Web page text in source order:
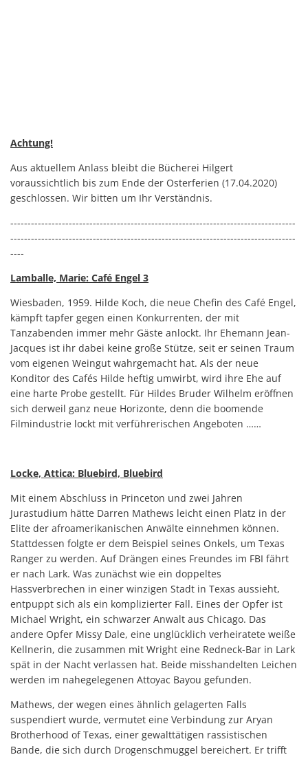
Achtung!
Aus aktuellem Anlass bleibt die Bücherei Hilgert
voraussichtlich bis zum Ende der Osterferien (17.04.2020)
geschlossen. Wir bitten um Ihr Verständnis.
-----------------------------------------------------------------------------------
-----------------------------------------------------------------------------------
----
Lamballe, Marie: Café Engel 3
Wiesbaden, 1959. Hilde Koch, die neue Chefin des Café Engel,
kämpft tapfer gegen einen Konkurrenten, der mit
Tanzabenden immer mehr Gäste anlockt. Ihr Ehemann Jean-
Jacques ist ihr dabei keine große Stütze, seit er seinen Traum
vom eigenen Weingut wahrgemacht hat. Als der neue
Konditor des Cafés Hilde heftig umwirbt, wird ihre Ehe auf
eine harte Probe gestellt. Für Hildes Bruder Wilhelm eröffnen
sich derweil ganz neue Horizonte, denn die boomende
Filmindustrie lockt mit verführerischen Angeboten ……
Locke, Attica: Bluebird, Bluebird
Mit einem Abschluss in Princeton und zwei Jahren
Jurastudium hätte Darren Mathews leicht einen Platz in der
Elite der afroamerikanischen Anwälte einnehmen können.
Stattdessen folgte er dem Beispiel seines Onkels, um Texas
Ranger zu werden. Auf Drängen eines Freundes im FBI fährt
er nach Lark. Was zunächst wie ein doppeltes
Hassverbrechen in einer winzigen Stadt in Texas aussieht,
entpuppt sich als ein komplizierter Fall. Eines der Opfer ist
Michael Wright, ein schwarzer Anwalt aus Chicago. Das
andere Opfer Missy Dale, eine un­glücklich verheiratete weiße
Kellnerin, die zusammen mit Wright eine Redneck-Bar in Lark
spät in der Nacht verlassen hat. Beide misshandelten Leichen
werden im nahegelegenen Attoyac Bayou gefunden.
Mathews, der wegen eines ähnlich gelagerten Falls
suspendiert wurde, vermu­tet eine Verbindung zur Aryan
Brotherhood of Texas, einer gewalttätigen rassistischen
Bande, die sich durch Drogenschmuggel bereichert. Er trifft